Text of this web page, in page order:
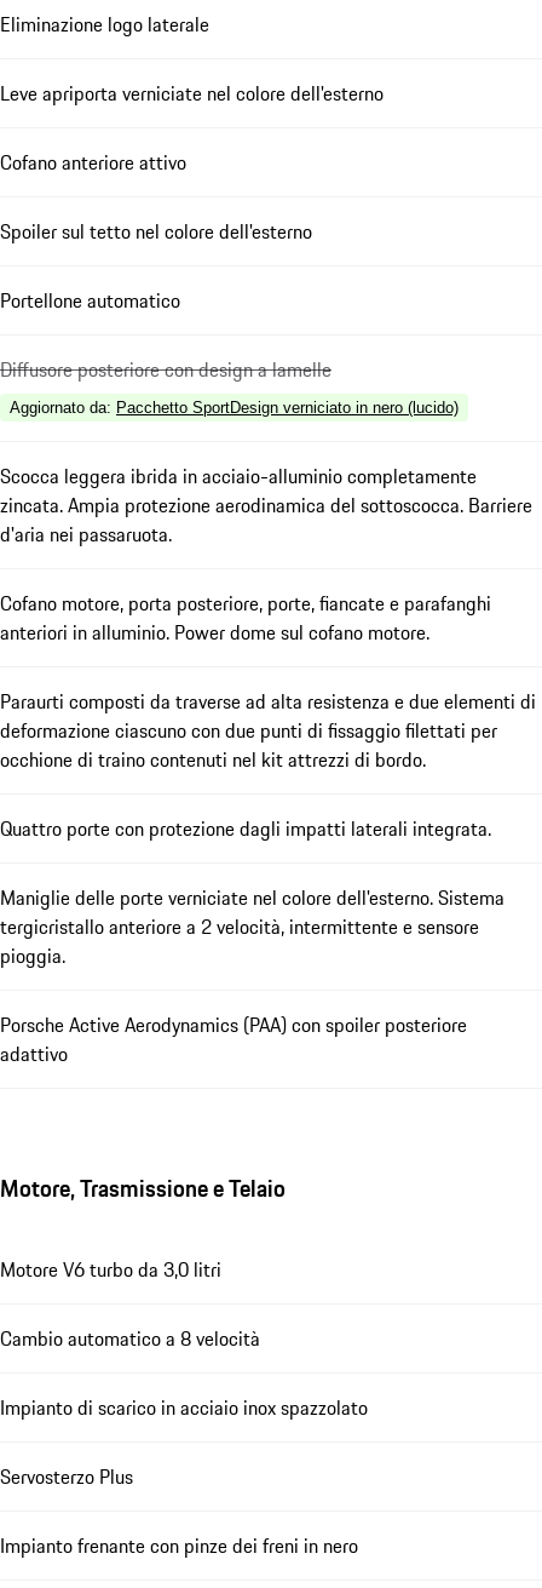
Eliminazione logo laterale
Leve apriporta verniciate nel colore dell'esterno
Cofano anteriore attivo
Spoiler sul tetto nel colore dell'esterno
Portellone automatico
Diffusore posteriore con design a lamelle
Aggiornato da: Pacchetto SportDesign verniciato in nero (lucido)
Scocca leggera ibrida in acciaio-alluminio completamente
zincata. Ampia protezione aerodinamica del sottoscocca. Barriere
d'aria nei passaruota.
Cofano motore, porta posteriore, porte, fiancate e parafanghi
anteriori in alluminio. Power dome sul cofano motore.
Paraurti composti da traverse ad alta resistenza e due elementi di
deformazione ciascuno con due punti di fissaggio filettati per
occhione di traino contenuti nel kit attrezzi di bordo.
Quattro porte con protezione dagli impatti laterali integrata.
Maniglie delle porte verniciate nel colore dell'esterno. Sistema
tergicristallo anteriore a 2 velocità, intermittente e sensore
pioggia.
Porsche Active Aerodynamics (PAA) con spoiler posteriore
adattivo
Motore, Trasmissione e Telaio
Motore V6 turbo da 3,0 litri
Cambio automatico a 8 velocità
Impianto di scarico in acciaio inox spazzolato
Servosterzo Plus
Impianto frenante con pinze dei freni in nero